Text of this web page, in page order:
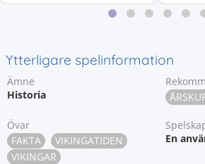
Ytterligare spelinformation
Ämne
Historia
Övar
FAKTA
VIKINGATIDEN
VIKINGAR
En